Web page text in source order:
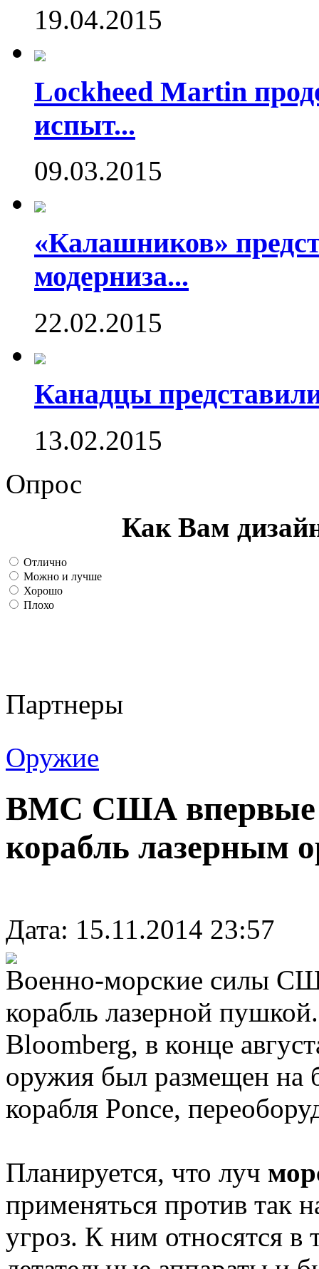
19.04.2015
Lockheed Martin
испыт...
09.03.2015
«Калашников»
модерниза...
22.02.2015
Канадцы
13.02.2015
Опрос
Как Вам
Отлично
Можно и лучше
Хорошо
Плохо
Партнеры
Оружие
ВМС США впервые
корабль лазерным
Дата: 15.11.2014 23:57
Военно-морские силы
корабль лазерной
Bloomberg, в конце
оружия был размещен на
корабля Ponce,
Планируется, что луч
применяться против так
угроз. К ним относятся в